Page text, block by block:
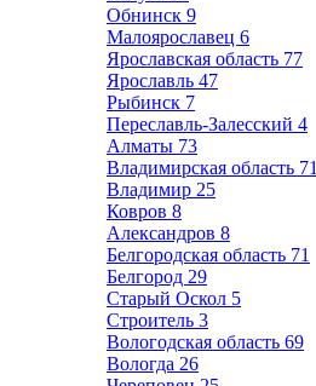
Обнинск 9
Малоярославец 6
Ярославская область 77
Ярославль 47
Рыбинск 7
Переславль-Залесский 4
Алматы 73
Владимирская область 71
Владимир 25
Ковров 8
Александров 8
Белгородская область 71
Белгород 29
Старый Оскол 5
Строитель 3
Вологодская область 69
Вологда 26